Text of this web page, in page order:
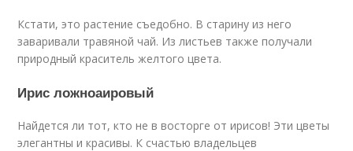
Кстати, это растение съедобно. В старину из него
заваривали травяной чай. Из листьев также получали
природный краситель желтого цвета.
Ирис ложноаировый
Найдется ли тот, кто не в восторге от ирисов! Эти цветы
элегантны и красивы. К счастью владельцев